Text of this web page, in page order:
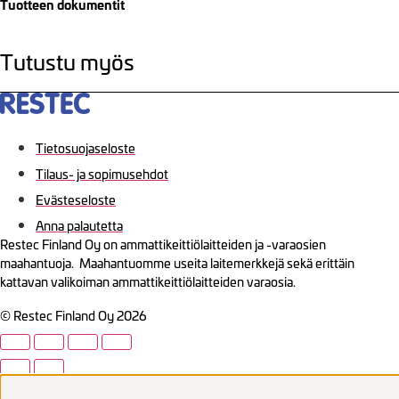
Tuotteen dokumentit
Tutustu myös
Tietosuojaseloste
Tilaus- ja sopimusehdot
Evästeseloste
Anna palautetta
Restec Finland Oy on ammattikeittiölaitteiden ja -varaosien
maahantuoja. Maahantuomme useita laitemerkkejä sekä erittäin
kattavan valikoiman ammattikeittiölaitteiden varaosia.
© Restec Finland Oy 2026